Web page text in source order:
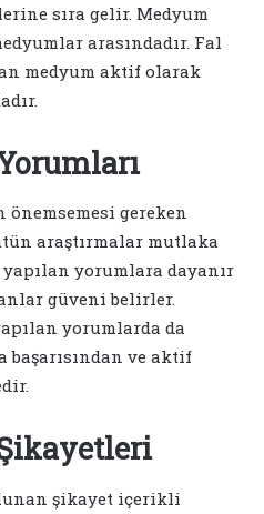
sıra gelir. Medyum
arasındadır. Fal
medyum aktif olarak
önemsemesi gereken
araştırmalar mutlaka
yorumlara dayanır
güveni belirler.
yorumlarda da
ve aktif
şikayet içerikli